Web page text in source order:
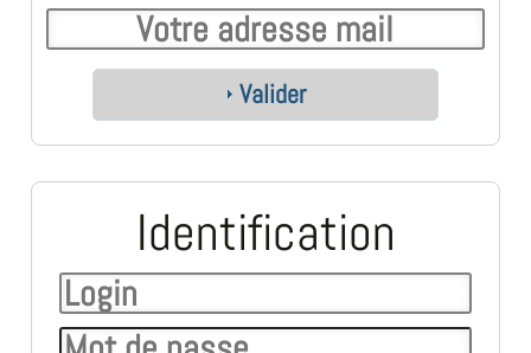
Valider
Identification